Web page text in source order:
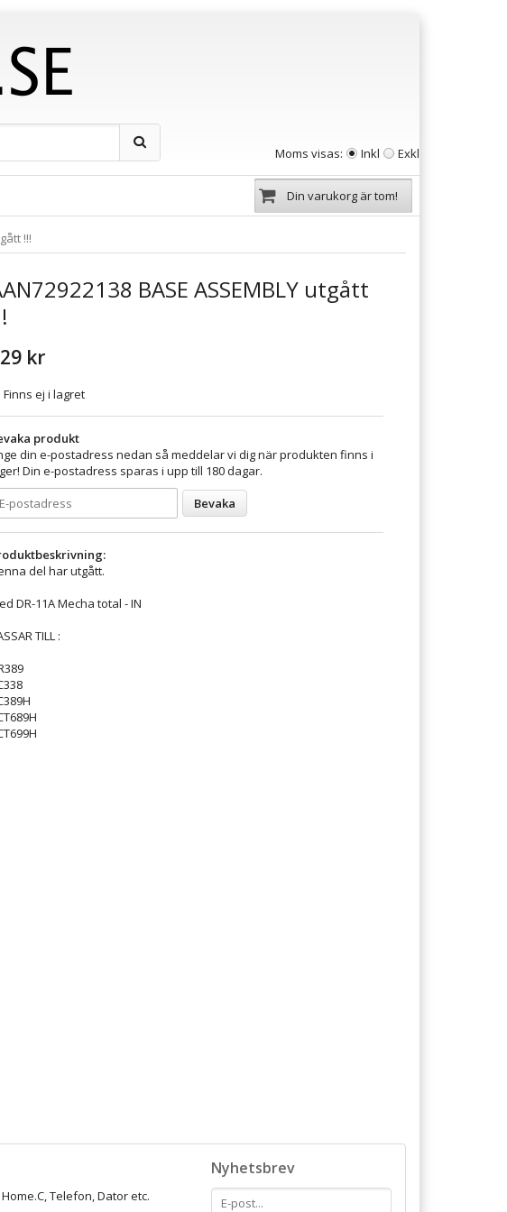
Moms visas: Inkl Exkl
Din varukorg är tom!
!!!
BASE ASSEMBLY utgått
kr
Finns ej i lagret
produkt
din e-postadress nedan så meddelar vi dig när produkten finns i
Din e-postadress sparas i upp till 180 dagar.
Bevaka
del har utgått.
DR-11A Mecha total - IN
TILL :
Nyhetsbrev
Telefon, Dator etc.